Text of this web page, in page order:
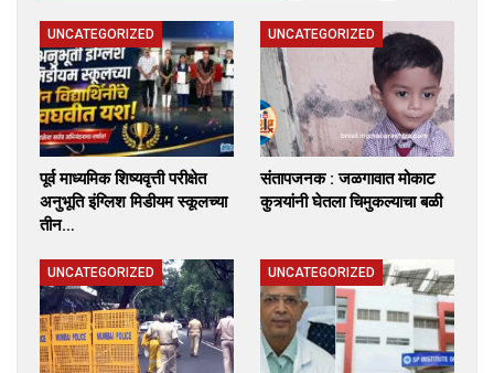
UNCATEGORIZED
पूर्व माध्यमिक शिष्यवृत्ती परीक्षेत
अनुभूति इंग्लिश मिडीयम स्कूलच्या
तीन…
UNCATEGORIZED
संतापजनक : जळगावात मोकाट
कुत्र्यांनी घेतला चिमुकल्याचा बळी
UNCATEGORIZED UNCATEGORIZED